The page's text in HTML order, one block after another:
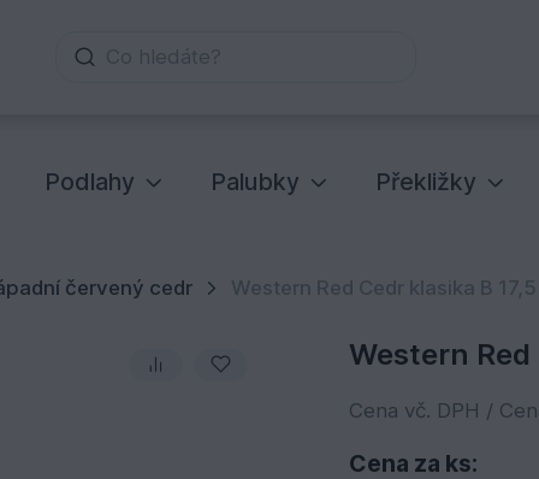
Co hledáte?
Podlahy Palubky Překližky
červený cedr Western Red Cedr klasika B
Western
Cena vč. DPH /
Cena za ks: